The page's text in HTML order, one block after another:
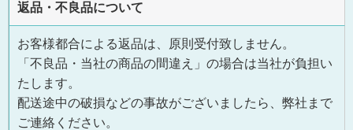
返品・不良品について
お客様都合による返品は、原則受付致しません。
「不良品・当社の商品の間違え」の場合は当社が負担い
たします。
配送途中の破損などの事故がございましたら、弊社まで
ご連絡ください。